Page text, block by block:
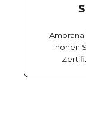
Amorana
hohen